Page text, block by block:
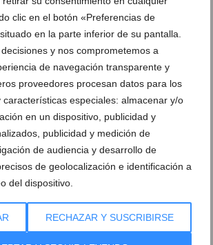
clic en el botón «Preferencias de
en la parte inferior de su pantalla.
y nos comprometemos a
de navegación transparente y
proveedores procesan datos para los
características especiales: almacenar y/o
en un dispositivo, publicidad y
publicidad y medición de
de audiencia y desarrollo de
de geolocalización e identificación a
del dispositivo.
RECHAZAR Y SUSCRIBIRSE